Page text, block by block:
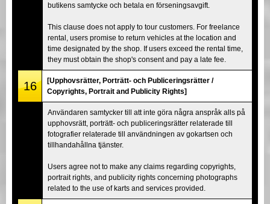
butikens samtycke och betala en förseningsavgift.
This clause does not apply to tour customers. For freelance
rental, users promise to return vehicles at the location and
time designated by the shop. If users exceed the rental time,
they must obtain the shop's consent and pay a late fee.
16
[Upphovsrätter, Porträtt- och Publiceringsrätter /
Copyrights, Portrait and Publicity Rights]
Användaren samtycker till att inte göra några anspråk alls på
upphovsrätt, porträtt- och publiceringsrätter relaterade till
fotografier relaterade till användningen av gokartsen och
tillhandahållna tjänster.
Users agree not to make any claims regarding copyrights,
portrait rights, and publicity rights concerning photographs
related to the use of karts and services provided.